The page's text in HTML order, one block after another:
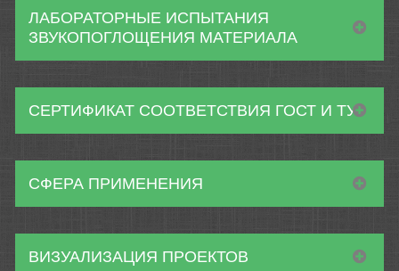
ЛАБОРАТОРНЫЕ ИСПЫТАНИЯ
ЗВУКОПОГЛОЩЕНИЯ МАТЕРИАЛА
СЕРТИФИКАТ СООТВЕТСТВИЯ ГОСТ И ТУ
СФЕРА ПРИМЕНЕНИЯ
ВИЗУАЛИЗАЦИЯ ПРОЕКТОВ